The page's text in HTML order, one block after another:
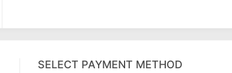
SELECT PAYMENT METHOD